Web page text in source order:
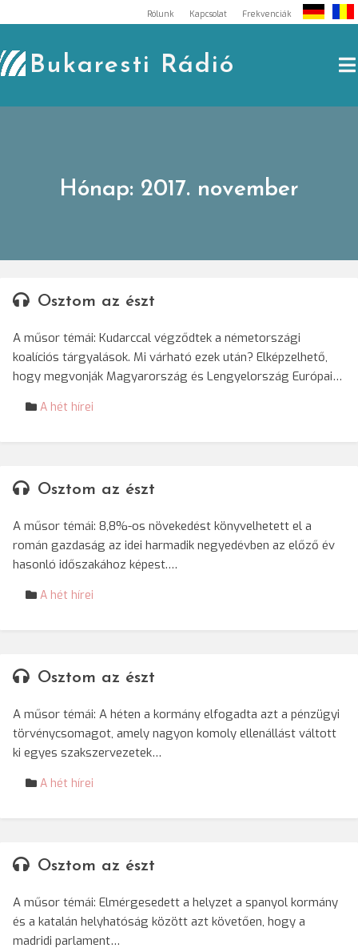
to
content
Rólunk Kapcsolat Frekvenciák
Bukaresti Rádió
Hónap: 2017. november
Osztom az észt
A műsor témái: Kudarccal végződtek a németországi
koalíciós tárgyalások. Mi várható ezek után? Elképzelhető,
hogy megvonják Magyarország és Lengyelország Európai…
A hét hírei
Osztom az észt
A műsor témái: 8,8%-os növekedést könyvelhetett el a
román gazdaság az idei harmadik negyedévben az előző év
hasonló időszakához képest.…
A hét hírei
Osztom az észt
A műsor témái: A héten a kormány elfogadta azt a pénzügyi
törvénycsomagot, amely nagyon komoly ellenállást váltott
ki egyes szakszervezetek…
A hét hírei
Osztom az észt
A műsor témái: Elmérgesedett a helyzet a spanyol kormány
és a katalán helyhatóság között azt követően, hogy a
madridi parlament…